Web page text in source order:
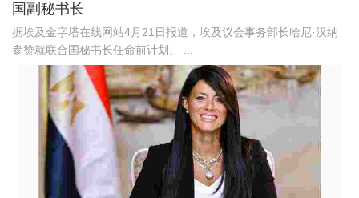
国副秘书长
据埃及金字塔在线网站4月21日报道，埃及议会事务部长哈尼·汉纳
参赞就联合国秘书长任命前计划、 ...